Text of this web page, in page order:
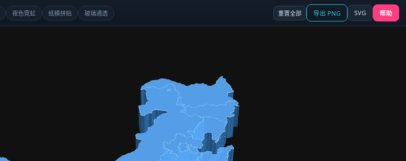
夜色霓虹 纸模拼贴 玻璃通透 重置全部 导出 PNG SVG 帮助